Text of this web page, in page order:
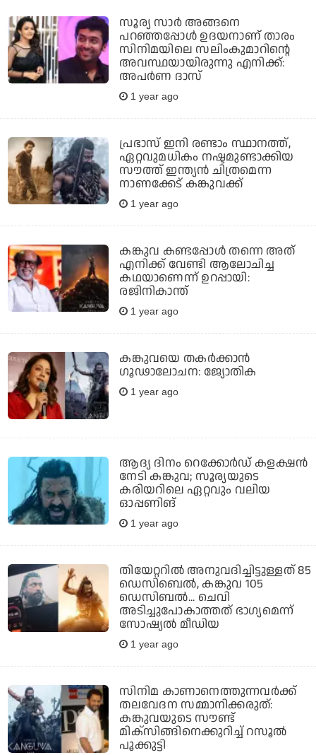
സൂര്യ സാര്‍ അങ്ങനെ
പറഞ്ഞപ്പോള്‍ ഉദയനാണ് താരം
സിനിമയിലെ സലിംകുമാറിന്റെ
അവസ്ഥയായിരുന്നു എനിക്ക്:
അപര്‍ണ ദാസ്
1 year ago
പ്രഭാസ് ഇനി രണ്ടാം സ്ഥാനത്ത്,
ഏറ്റവുമധികം നഷ്ടമുണ്ടാക്കിയ
സൗത്ത് ഇന്ത്യന്‍ ചിത്രമെന്ന
നാണക്കേട് കങ്കുവക്ക്
1 year ago
കങ്കുവ കണ്ടപ്പോള്‍ തന്നെ അത്
എനിക്ക് വേണ്ടി ആലോചിച്ച
കഥയാണെന്ന് ഉറപ്പായി:
രജിനികാന്ത്
1 year ago
കങ്കുവയെ തകര്‍ക്കാന്‍
ഗൂഢാലോചന: ജ്യോതിക
1 year ago
ആദ്യ ദിനം റെക്കോര്‍ഡ് കളക്ഷന്‍
നേടി കങ്കുവ; സൂര്യയുടെ
കരിയറിലെ ഏറ്റവും വലിയ
ഓപ്പണിങ്
1 year ago
തിയേറ്ററില്‍ അനുവദിച്ചിട്ടുള്ളത് 85
ഡെസിബെല്‍, കങ്കുവ 105
ഡെസിബല്‍... ചെവി
അടിച്ചുപോകാത്തത് ഭാഗ്യമെന്ന്
സോഷ്യല്‍ മീഡിയ
1 year ago
സിനിമ കാണാനെത്തുന്നവര്‍ക്ക്
തലവേദന സമ്മാനിക്കരുത്:
കങ്കുവയുടെ സൗണ്ട്
മിക്‌സിങ്ങിനെക്കുറിച്ച് റസൂല്‍
പൂക്കുട്ടി